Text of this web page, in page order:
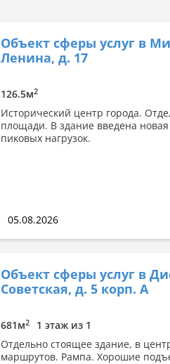
Объект сферы услуг в
Ленина, д. 17
126.5м2
Исторический центр города.
площади. В здание введена
пиковых нагрузок.
05.08.2026
Объект сферы услуг в
Советская, д. 5 корп. А
681м2
1 этаж из 1
Отдельно стоящее здание, в
маршрутов. Рампа. Хорошие